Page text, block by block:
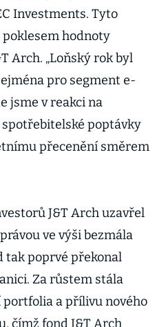
Investments. Tyto
hodnoty
Arch. „Loňský rok byl
pro segment e-
jsme v reakci na
poptávky
přecenění směrem
J&T Arch uzavřel
ve výši bezmála
tak poprvé překonal
Za růstem stála
a přílivu nového
čímž fond J&T Arch